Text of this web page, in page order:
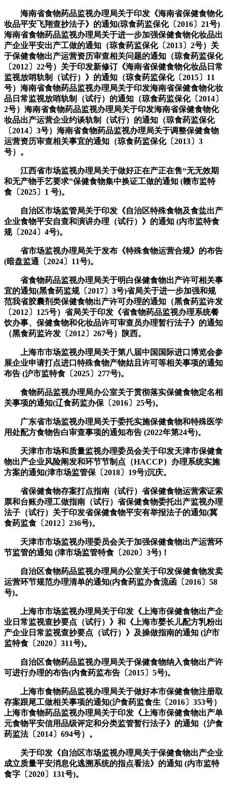
海南省食物药品监视办理局关于印发《海南省保健食物化
妆品平安飞翔查抄法子》的通知(琼食药监保化〔2016〕21号)
海南省食物药品监视办理局关于进一步加强保健食物化妆品出
产企业平安出产工做的通知（琼食药监保化〔2013〕2号）关
于保健食物出产运营资历审查相关问题的通知（琼食药监保化
〔2012〕22号）关于印发新修订《海南省保健食物化妆品日常
监视放哨轨制（试行）》的通知（琼食药监保化〔2015〕11
号）海南省食物药品监视办理局关于印发海南省保健食物化妆
品日常监视放哨轨制（试行）的通知（琼食药监保化〔2014〕
2号）海南省食物药品监视办理局关于印发海南省保健食物化
妆品出产运营企业约谈轨制（试行）的通知（琼食药监保化
〔2014〕3号）海南省食物药品监视办理局关于调整保健食物
运营资历审查相关事宜的通知（琼食药监保化〔2013〕3
号）。
江西省市场监视办理局关于做好正在产正在售“无无效期
和无产物手艺要求”保健食物集中换证工做的通知 (赣市监特
食〔2025〕1 号)。
自治区市场监管局关于印发《自治区特殊食物及食盐出产
企业食物平安自查和演讲办理（试行）》的通知 (内市监特食
规〔2024〕4号)。
省市场监视办理局关于发布《特殊食物运营合规》的布告
(暗盘监通〔2024〕11号)。
省食物药品监视办理局关于明白保健食物出产许可相关事
宜的通知(黑食药监规〔2017〕3号)省局关于进一步加强和规
范我省胶囊剂类保健食物出产许可办理的通知（黑食药监许发
〔2012〕125号）省局关于印发《省食物药品监视办理系统餐
饮办事、保健食物和化妆品许可审查员办理暂行法子》的通知
（黑食药监许发〔2012〕267号）陕西。
上海市市场监视办理局关于第八届中国国际进口博览会参
展企业申请打点进口特殊食物产物姑且许可等相关事项的通知
布告 (沪市监特食〔2025〕277号)。
食物药品监视办理局办公室关于贯彻落实保健食物定名相
关事项的通知(辽食药监办保〔2016〕25号)。
广东省市场监视办理局关于委托实施保健食物和特殊医学
用处配方食物告白审查事项的通知布告 (2022年第24号)。
天津市市场和质量监视办理委员会关于印发天津市保健食
物出产企业风险阐发和环节节制点（HACCP）办理系统实施
方案的通知(津市场监管保〔2018〕19号)沉庆。
省保健食物存案打点指南（试行）省保健食物运营索证索
票和台账办理工做指南（试行）省保健食物委托出产监视办理
法子（试行）关于印发省保健食物平安有举报法子的通知(冀
食药监食〔2012〕236号)。
天津市市场监视办理委员会关于加强保健食物出产运营环
节监管的通知 (津市场监管特食〔2020〕3号)！
自治区食物药品监视办理局办公室关于印发保健食物发卖
运营环节规范办理清单的通知(内食药监办食流函〔2016〕58
号)。
上海市市场监视办理局关于印发《上海市保健食物出产企
业日常监视查抄要点（试行）》和《上海市婴长儿配方乳粉出
产企业日常监视查抄要点（试行）》及操做指南的通知 (沪市
监特食〔2020〕311号)。
自治区食物药品监视办理局关于保健食物纳入食物出产许
可进行办理的布告(内食药监布告〔2015〕5号)。
上海市食物药品监视办理局关于做好本市保健食物注册取
存案跟尾工做相关事项的通知(沪食药监食生〔2016〕353号）
上海市食物药品监视办理局关于印发《上海市保健食物出产单
元食物平安信用品级评定和分类监管暂行法子》的通知（沪食
药监法〔2014〕694号）。
关于印发《自治区市场监视办理局关于保健食物出产企业
成立质量平安消息化逃溯系统的指点看法》的通知 (内市监特
食字〔2020〕131号)。